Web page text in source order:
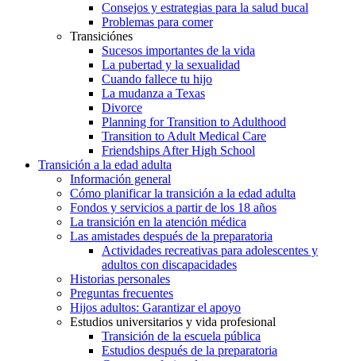
Consejos y estrategias para la salud bucal
Problemas para comer
Transiciónes
Sucesos importantes de la vida
La pubertad y la sexualidad
Cuando fallece tu hijo
La mudanza a Texas
Divorce
Planning for Transition to Adulthood
Transition to Adult Medical Care
Friendships After High School
Transición a la edad adulta
Información general
Cómo planificar la transición a la edad adulta
Fondos y servicios a partir de los 18 años
La transición en la atención médica
Las amistades después de la preparatoria
Actividades recreativas para adolescentes y
adultos con discapacidades
Historias personales
Preguntas frecuentes
Hijos adultos: Garantizar el apoyo
Estudios universitarios y vida profesional
Transición de la escuela pública
Estudios después de la preparatoria